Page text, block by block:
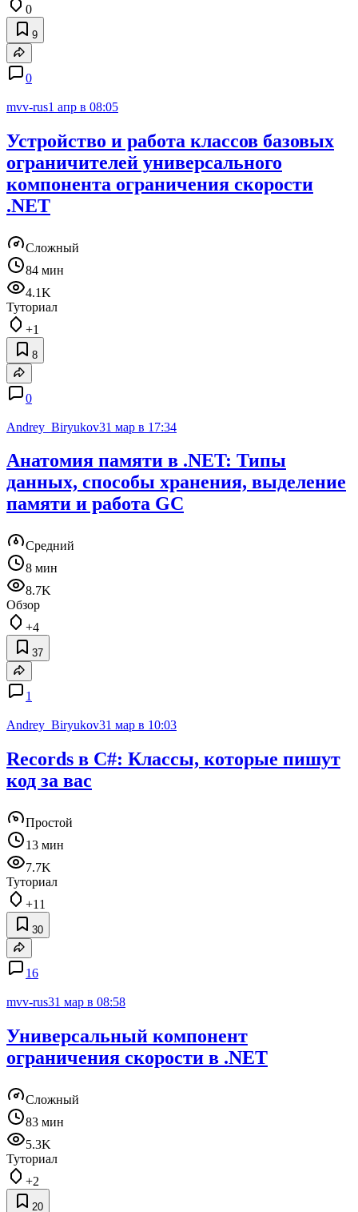
0
9
0
mvv-rus1 апр в 08:05
Устройство и работа классов базовых
ограничителей универсального
компонента ограничения скорости
.NET
Сложный
84 мин
4.1K
Туториал
+1
8
0
Andrey_Biryukov31 мар в 17:34
Анатомия памяти в .NET: Типы
данных, способы хранения, выделение
памяти и работа GC
Средний
8 мин
8.7K
Обзор
+4
37
1
Andrey_Biryukov31 мар в 10:03
Records в C#: Классы, которые пишут
код за вас
Простой
13 мин
7.7K
Туториал
+11
30
16
mvv-rus31 мар в 08:58
Универсальный компонент
ограничения скорости в .NET
Сложный
83 мин
5.3K
Туториал
+2
20